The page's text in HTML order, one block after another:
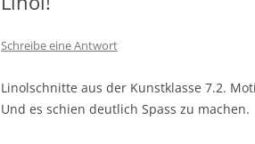
Schreibe eine Antwort
Linolschnitte aus der Kunstklasse 7.2.
Und es schien deutlich Spass zu machen.